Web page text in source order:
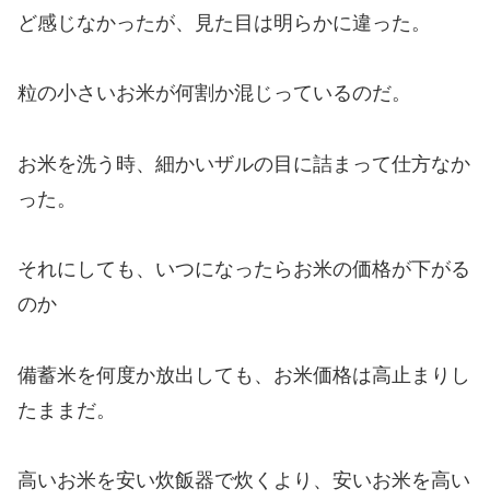
ど感じなかったが、見た目は明らかに違った。
粒の小さいお米が何割か混じっているのだ。
お米を洗う時、細かいザルの目に詰まって仕方なか
った。
それにしても、いつになったらお米の価格が下がる
のか
備蓄米を何度か放出しても、お米価格は高止まりし
たままだ。
高いお米を安い炊飯器で炊くより、安いお米を高い